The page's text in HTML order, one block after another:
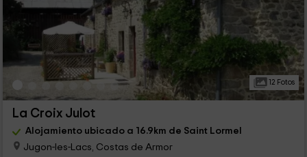
12 Fotos
La Croix Julot
Alojamiento ubicado a 16.9km de Saint Lormel
Jugon-les-Lacs, Costas de Armor